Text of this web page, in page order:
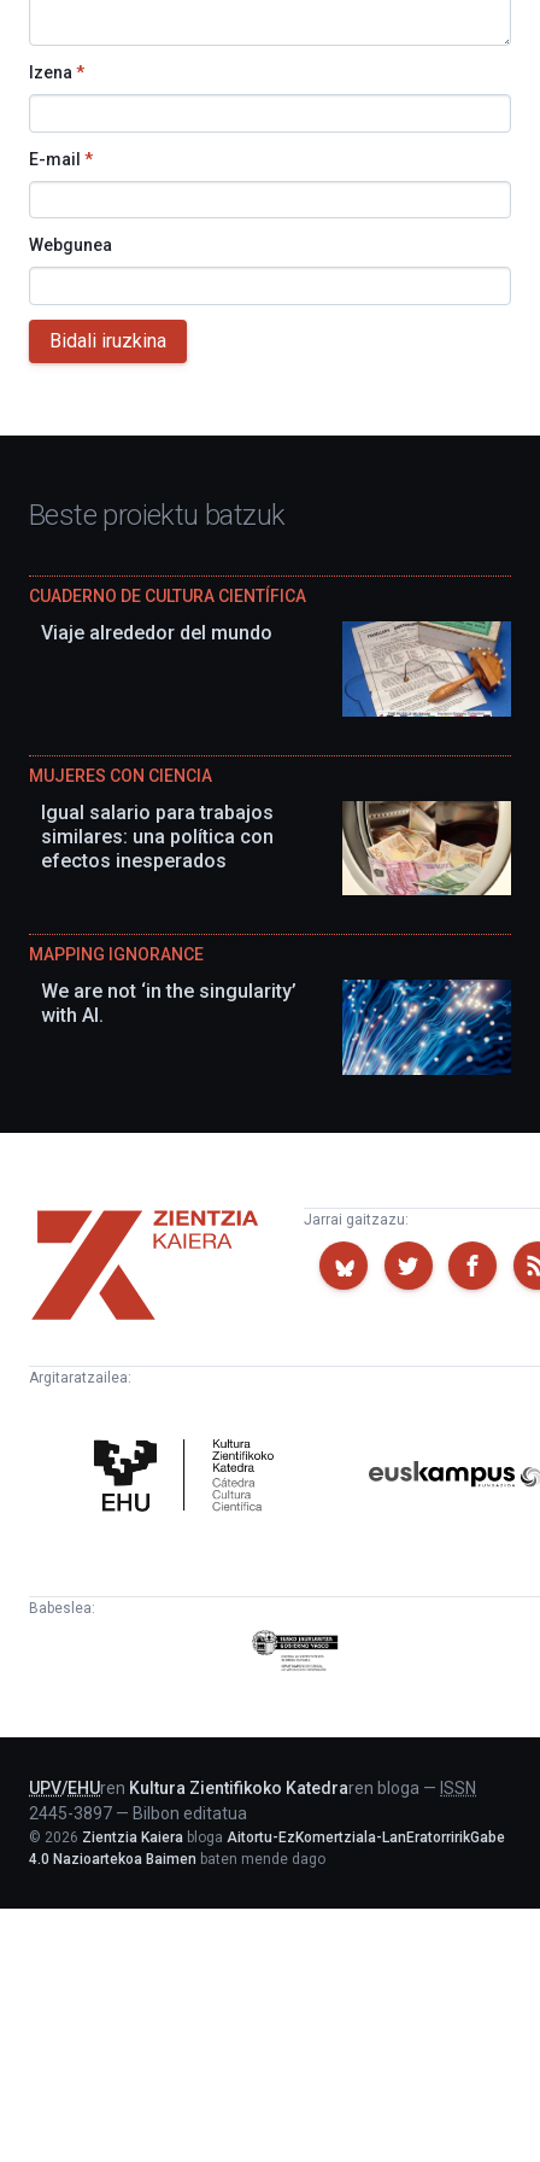
Izena*
E-mail *
Webgunea
Bidali iruzkina
Beste proiektu batzuk
CUADERNO DE CULTURA CIENTÍFICA
Viaje alrededor del mundo
MUJERES CON CIENCIA
Igual salario para trabajos
similares: una política con
efectos inesperados
MAPPING IGNORANCE
We are not ‘in the singularity’
with AI.
Zientzia
Kaiera
Jarrai gaitzazu:
Argitaratzailea:
Zientifikoko
Katedra
Babeslea:
Eusko
Jaurlaritza
UPV/EHUren Kultura Zientifikoko Katedraren bloga — ISSN
2445-3897 — Bilbon editatua
© 2026 Zientzia Kaiera bloga Aitortu-EzKomertziala-LanEratorririkGabe
4.0 Nazioartekoa Baimen baten mende dago